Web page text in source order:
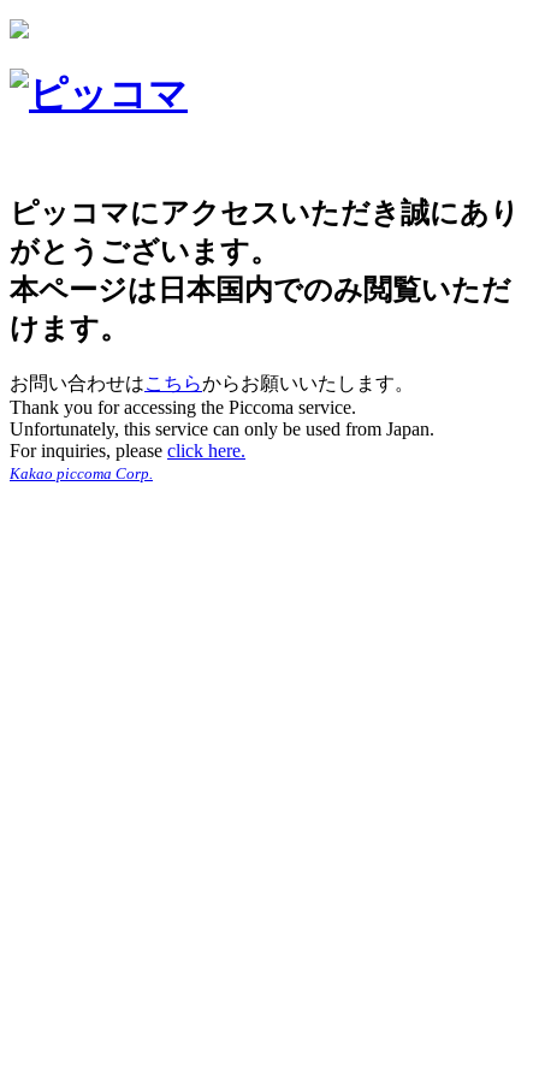
ピッコマにアクセスいただき誠にあり
がとうございます。
本ページは日本国内でのみ閲覧いただ
けます。
お問い合わせはこちらからお願いいたします。
Thank you for accessing the Piccoma service.
Unfortunately, this service can only be used from Japan.
For inquiries, please click here.
Kakao piccoma Corp.